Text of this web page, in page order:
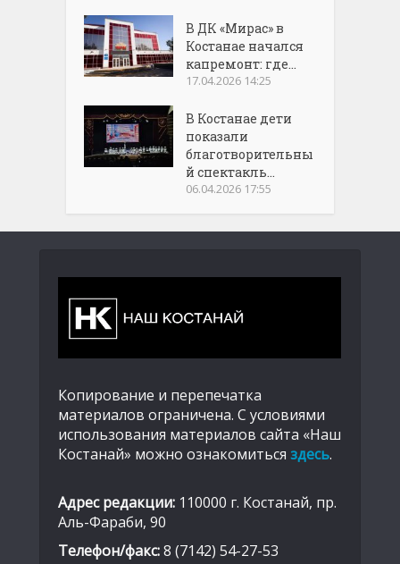
В ДК «Мирас» в
Костанае начался
капремонт: где...
17.04.2026 14:25
В Костанае дети
показали
благотворительны
й спектакль...
06.04.2026 17:55
Копирование и перепечатка
материалов ограничена. С условиями
использования материалов сайта «Наш
Костанай» можно ознакомиться здесь.
Адрес редакции: 110000 г. Костанай, пр.
Аль-Фараби, 90
Телефон/факс:8 (7142) 54-27-53